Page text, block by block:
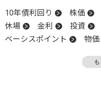
10年債利回り 株価
休場
金利 投資
ベーシスポイント
物価
ボラティリティ